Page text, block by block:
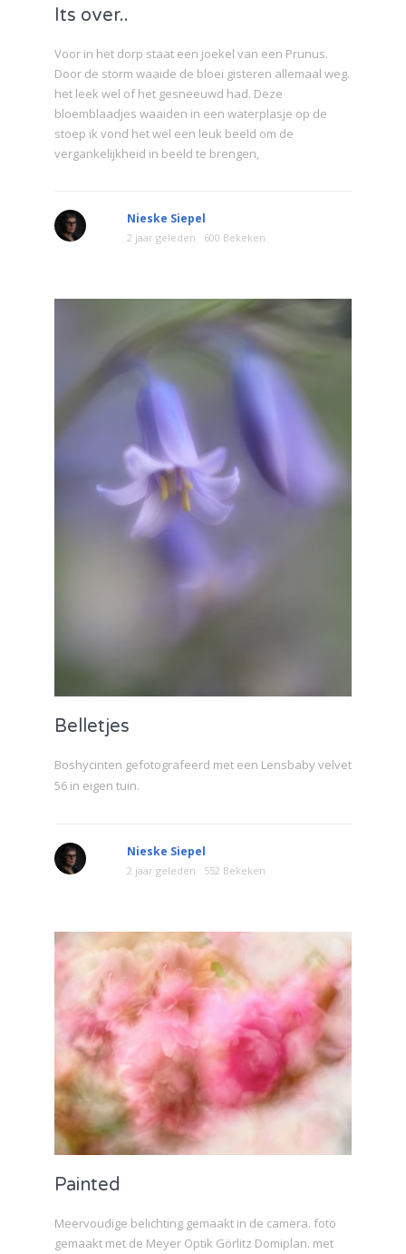
Its over..
Voor in het dorp staat een joekel van een Prunus.
Door de storm waaide de bloei gisteren allemaal weg.
het leek wel of het gesneeuwd had. Deze
bloemblaadjes waaiden in een waterplasje op de
stoep ik vond het wel een leuk beeld om de
vergankelijkheid in beeld te brengen,
Nieske Siepel
2 jaar geleden 600 Bekeken
Belletjes
Boshycinten gefotografeerd met een Lensbaby velvet
56 in eigen tuin.
Nieske Siepel
2 jaar geleden 552 Bekeken
Painted
Meervoudige belichting gemaakt in de camera. foto
gemaakt met de Meyer Optik Görlitz Domiplan. met